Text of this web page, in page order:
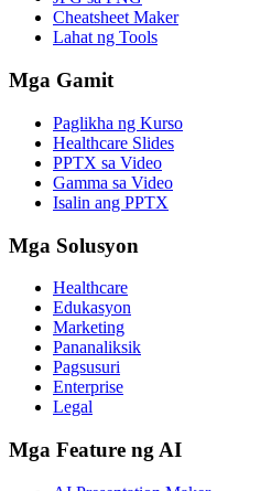
Cheatsheet Maker
Lahat ng Tools
Mga Gamit
Paglikha ng Kurso
Healthcare Slides
PPTX sa Video
Gamma sa Video
Isalin ang PPTX
Mga Solusyon
Healthcare
Edukasyon
Marketing
Pananaliksik
Pagsusuri
Enterprise
Legal
Mga Feature ng AI